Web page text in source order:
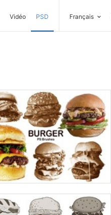
Vidéo PSD Français